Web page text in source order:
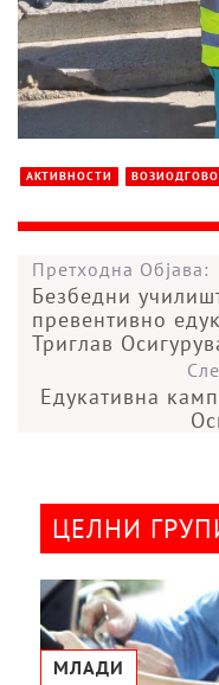
АКТИВНОСТИ
Претходна Објава:
Безбедни
превентивно
Триглав
Едукативна
ЦЕЛНИ
МЛАДИ